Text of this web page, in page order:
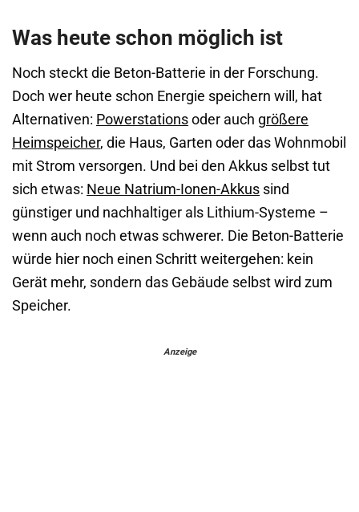
Was heute schon möglich ist
Noch steckt die Beton-Batterie in der Forschung.
Doch wer heute schon Energie speichern will, hat
Alternativen: Powerstations oder auch größere
Heimspeicher, die Haus, Garten oder das Wohnmobil
mit Strom versorgen. Und bei den Akkus selbst tut
sich etwas: Neue Natrium-Ionen-Akkus sind
günstiger und nachhaltiger als Lithium-Systeme –
wenn auch noch etwas schwerer. Die Beton-Batterie
würde hier noch einen Schritt weitergehen: kein
Gerät mehr, sondern das Gebäude selbst wird zum
Speicher.
Anzeige